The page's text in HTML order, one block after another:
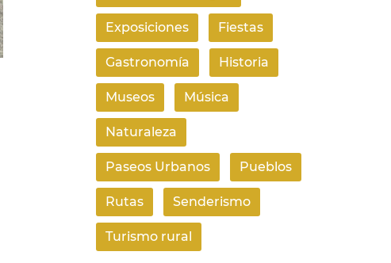
Exposiciones Fiestas
Gastronomía Historia
Museos Música
Naturaleza
Paseos Urbanos Pueblos
Rutas Senderismo
Turismo rural